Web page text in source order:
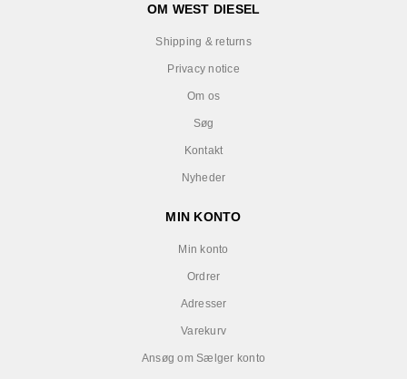
OM WEST DIESEL
Shipping & returns
Privacy notice
Om os
Søg
Kontakt
Nyheder
MIN KONTO
Min konto
Ordrer
Adresser
Varekurv
Ansøg om Sælger konto